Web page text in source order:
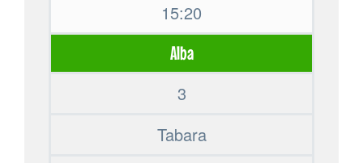
15:20
Alba
3
Tabara